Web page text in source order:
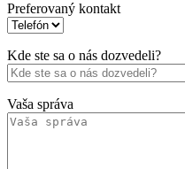
Preferovaný kontakt
Kde ste sa o nás dozvedeli?
Vaša správa